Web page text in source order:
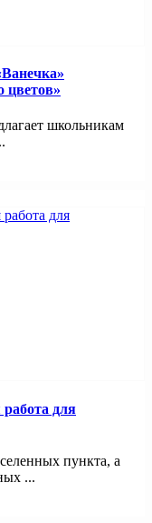
цветов»
школьникам
для
пункта, а
...